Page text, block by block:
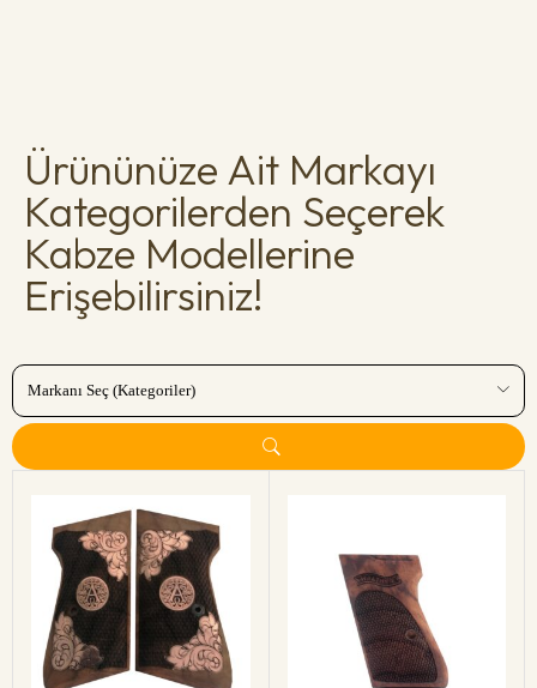
Ürününüze Ait Markayı
Kategorilerden Seçerek
Kabze Modellerine
Erişebilirsiniz!
Markanı Seç (Kategoriler)